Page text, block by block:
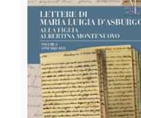
Sala Maria Luigia